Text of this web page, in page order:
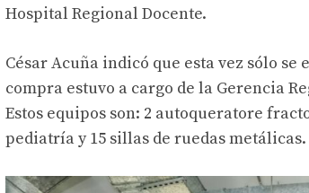
Hospital Regional Docente.
César Acuña indicó que esta vez sólo
compra estuvo a cargo de la Gerencia
Estos equipos son: 2 autoqueratore
pediatría y 15 sillas de ruedas metálicas.